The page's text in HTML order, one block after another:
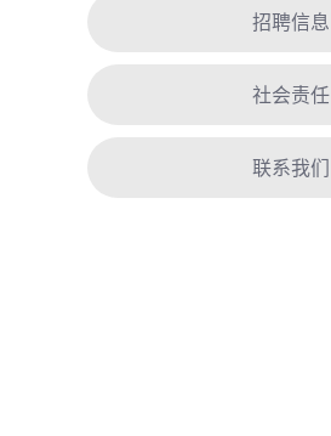
招聘信息
社会责任
联系我们